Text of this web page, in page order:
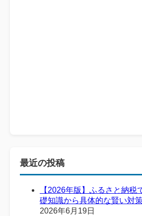
最近の投稿
【2026年版】ふるさと納税
礎知識から具体的な賢い対
2026年6月19日